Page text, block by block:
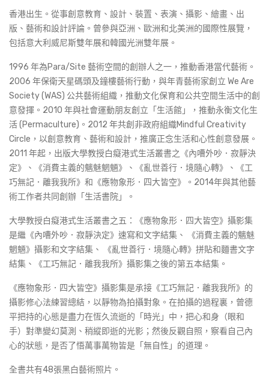
香港出生。從事創意教育、設計、裝置、表演、攝影、繪畫、出
版、藝術和設計評論。曾參與亞洲、歐洲和北美洲的國際性展覽，
包括意大利威尼斯雙年展和韓國光洲雙年展。
1996 年為Para/Site 藝術空間的創辦人之一，推動香港當代藝術。
2006 年保衛天星碼頭及鐘樓藝術行動，與年青藝術家創立 We Are
Society (WAS) 公共藝術組織，推動文化保育和公共空間生活中的創
意發揮。2010 年與社會運動朋友創立「生活館」，推動永衡文化生
活 (Permaculture)。2012 年共創非政府組織Mindful Creativity
Circle，以創意教育、藝術和設計，推廣正念生活和心性創意發展。
2011 年起，出版大學教授白癡港式生活叢書之《內嘈外吵．寂靜決
定》、《消費主義的魑魅魍魎》、《亂世善行．境隨心轉》、《工
巧無記．離我我所》和《應物象形．四大皆空》。2014年與其他藝
術工作者共同創辦「生活書院」。
大學教授白癡港式生活叢書之五：《應物象形．四大皆空》攝影集
是繼《內嘈外吵．寂靜決定》速寫和文字結集、 《消費主義的魑魅
魍魎》攝影和文字結集、 《亂世善行．境隨心轉》拼貼和麵書文字
結集、《工巧無記．離我我所》攝影集之後的第五本結集。
《應物象形．四大皆空》攝影集是承接《工巧無記．離我我所》的
攝影修心法練習總結，以靜物為拍攝對象。在拍攝的過程裏，曾德
平把持的心態是盡力在恆久流逝的「時光」中，把心和身（眼和
手）對準變幻莫測、稍縱即逝的光影；然後反觀自照，察看自己內
心的狀態，是否了悟萬事萬物皆是「無自性」的道理。
全書共有48張黑白藝術照片。